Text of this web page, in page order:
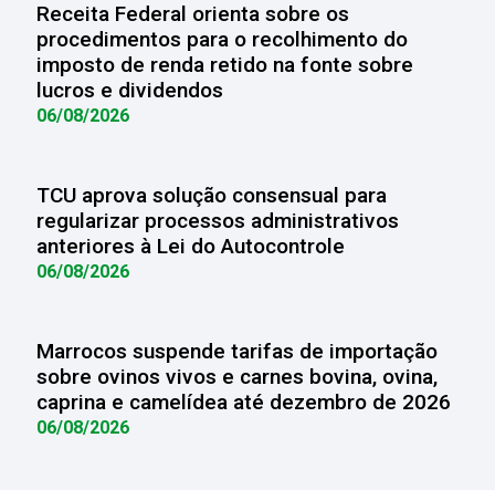
Receita Federal orienta sobre os
procedimentos para o recolhimento do
imposto de renda retido na fonte sobre
lucros e dividendos
06/08/2026
TCU aprova solução consensual para
regularizar processos administrativos
anteriores à Lei do Autocontrole
06/08/2026
Marrocos suspende tarifas de importação
sobre ovinos vivos e carnes bovina, ovina,
caprina e camelídea até dezembro de 2026
06/08/2026